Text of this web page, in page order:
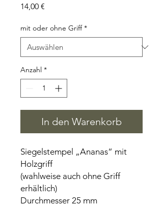
14,00 €
mit oder ohne Griff *
Anzahl *
In den Warenkorb
Siegelstempel „Ananas“ mit
Holzgriff
(wahlweise auch ohne Griff
erhältlich)
Durchmesser 25 mm